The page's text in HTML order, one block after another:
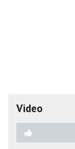
Video